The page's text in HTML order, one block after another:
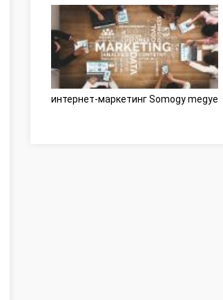
интернет-маркетинг Somogy megye